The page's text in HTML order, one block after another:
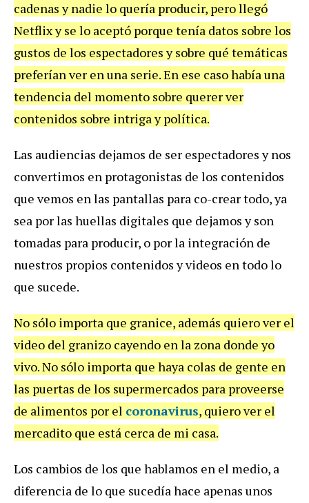
cadenas y nadie lo quería producir, pero llegó
Netflix y se lo aceptó porque tenía datos sobre los
gustos de los espectadores y sobre qué temáticas
preferían ver en una serie. En ese caso había una
tendencia del momento sobre querer ver
contenidos sobre intriga y política.
Las audiencias dejamos de ser espectadores y nos
convertimos en protagonistas de los contenidos
que vemos en las pantallas para co-crear todo, ya
sea por las huellas digitales que dejamos y son
tomadas para producir, o por la integración de
nuestros propios contenidos y videos en todo lo
que sucede.
No sólo importa que granice, además quiero ver el
video del granizo cayendo en la zona donde yo
vivo. No sólo importa que haya colas de gente en
las puertas de los supermercados para proveerse
de alimentos por el coronavirus, quiero ver el
mercadito que está cerca de mi casa.
Los cambios de los que hablamos en el medio, a
diferencia de lo que sucedía hace apenas unos